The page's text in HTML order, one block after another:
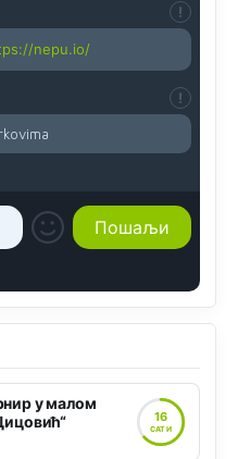
nepu.io/
у малом
16
САТИ